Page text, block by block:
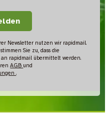
Newsletter nutzen wir rapidmail.
Sie zu, dass die
rapidmail übermittelt werden.
AGB und
.